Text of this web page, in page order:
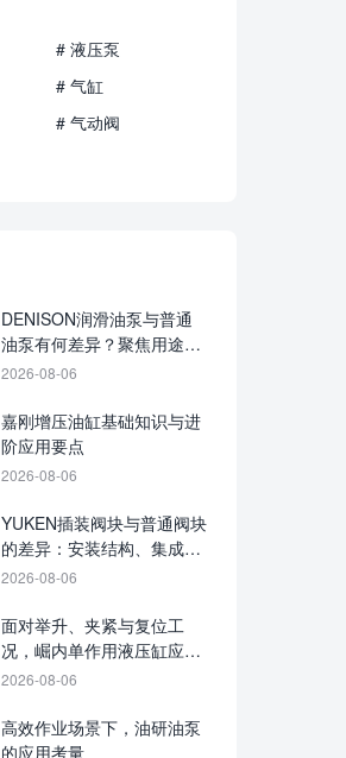
# 液压泵
# 气缸
# 气动阀
DENISON润滑油泵与普通
油泵有何差异？聚焦用途、
介质与供油方式
2026-08-06
嘉刚增压油缸基础知识与进
阶应用要点
2026-08-06
YUKEN插装阀块与普通阀块
的差异：安装结构、集成水
平及维护要点
2026-08-06
面对举升、夹紧与复位工
况，崛内单作用液压缸应分
别判断适配性
2026-08-06
高效作业场景下，油研油泵
的应用考量